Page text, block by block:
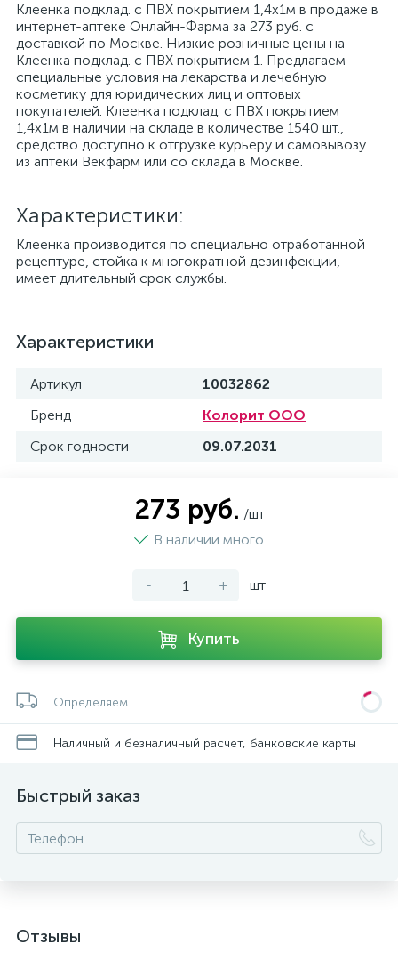
Клеенка подклад. с ПВХ покрытием 1,4х1м в продаже в
интернет-аптеке Онлайн-Фарма за 273 руб. с
доставкой по Москве. Низкие розничные цены на
Клеенка подклад. с ПВХ покрытием 1. Предлагаем
специальные условия на лекарства и лечебную
косметику для юридических лиц и оптовых
покупателей. Клеенка подклад. с ПВХ покрытием
1,4х1м в наличии на складе в количестве 1540 шт.,
средство доступно к отгрузке курьеру и самовывозу
из аптеки Векфарм или со склада в Москве.
Характеристики:
Клеенка производится по специально отработанной
рецептуре, стойка к многократной дезинфекции,
имеет длительный срок службы.
Характеристики
Артикул
10032862
Бренд
Колорит ООО
Срок годности
09.07.2031
273 руб. /шт
В наличии много
- + шт
Купить
Определяем...
Наличный и безналичный расчет, банковские карты
Быстрый заказ
Отзывы